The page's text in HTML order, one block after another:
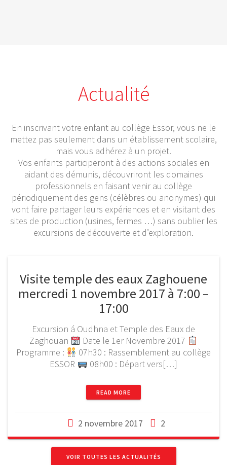
Actualité
En inscrivant votre enfant au collège Essor, vous ne le
mettez pas seulement dans un établissement scolaire,
mais vous adhérez à un projet.
Vos enfants participeront à des actions sociales en
aidant des démunis, découvriront les domaines
professionnels en faisant venir au collège
périodiquement des gens (célèbres ou anonymes) qui
vont faire partager leurs expériences et en visitant des
sites de production (usines, fermes …) sans oublier les
excursions de découverte et d’exploration.
Visite temple des eaux Zaghouene
mercredi 1 novembre 2017 à 7:00 –
17:00
Excursion á Oudhna et Temple des Eaux de
Zaghouan
Date le 1er Novembre 2017
Programme :
07h30 : Rassemblement au collège
ESSOR
08h00 : Départ vers[…]
READ MORE
2 novembre 2017 2
VOIR TOUTES LES ACTUALITÉS